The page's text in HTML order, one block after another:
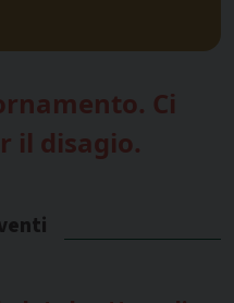
Ci
il disagio.